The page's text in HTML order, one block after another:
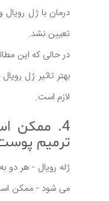
درمان با ژل رویال
تعیین نشد.
در حالی که این
بهتر تاثیر ژل
لازم است.
4. ممکن
ترمیم
ژله رویال - هر دو
می شود - ممکن